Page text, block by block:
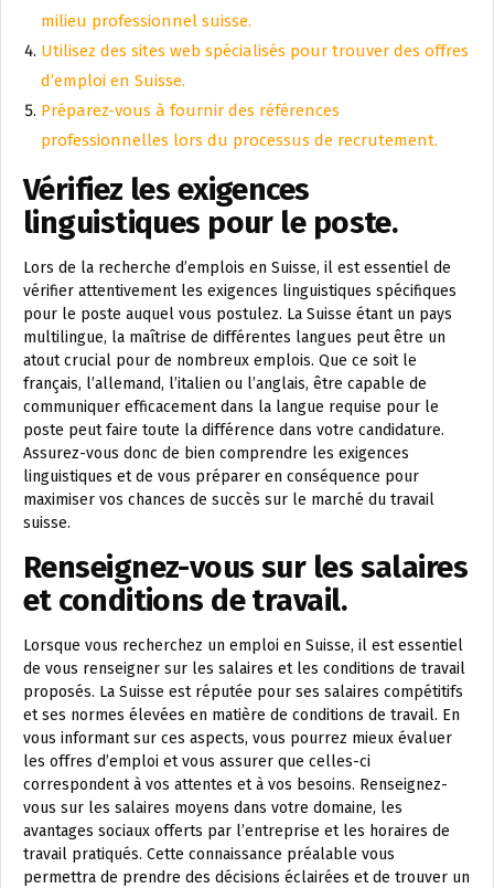
milieu professionnel suisse.
Utilisez des sites web spécialisés pour trouver des offres
d’emploi en Suisse.
Préparez-vous à fournir des références
professionnelles lors du processus de recrutement.
Vérifiez les exigences
linguistiques pour le poste.
Lors de la recherche d’emplois en Suisse, il est essentiel de
vérifier attentivement les exigences linguistiques spécifiques
pour le poste auquel vous postulez. La Suisse étant un pays
multilingue, la maîtrise de différentes langues peut être un
atout crucial pour de nombreux emplois. Que ce soit le
français, l’allemand, l’italien ou l’anglais, être capable de
communiquer efficacement dans la langue requise pour le
poste peut faire toute la différence dans votre candidature.
Assurez-vous donc de bien comprendre les exigences
linguistiques et de vous préparer en conséquence pour
maximiser vos chances de succès sur le marché du travail
suisse.
Renseignez-vous sur les salaires
et conditions de travail.
Lorsque vous recherchez un emploi en Suisse, il est essentiel
de vous renseigner sur les salaires et les conditions de travail
proposés. La Suisse est réputée pour ses salaires compétitifs
et ses normes élevées en matière de conditions de travail. En
vous informant sur ces aspects, vous pourrez mieux évaluer
les offres d’emploi et vous assurer que celles-ci
correspondent à vos attentes et à vos besoins. Renseignez-
vous sur les salaires moyens dans votre domaine, les
avantages sociaux offerts par l’entreprise et les horaires de
travail pratiqués. Cette connaissance préalable vous
permettra de prendre des décisions éclairées et de trouver un